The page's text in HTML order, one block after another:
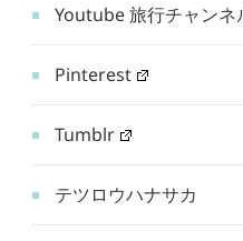
Youtube 旅行チャンネ
Pinterest
Tumblr
テツロウハナサカ